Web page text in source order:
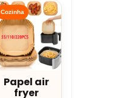
Cozinha
Papel air
fryer